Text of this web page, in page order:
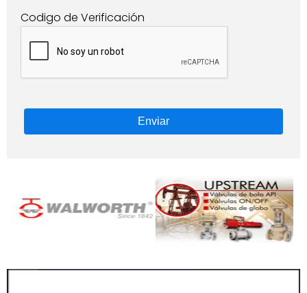
Codigo de Verificación
Enviar